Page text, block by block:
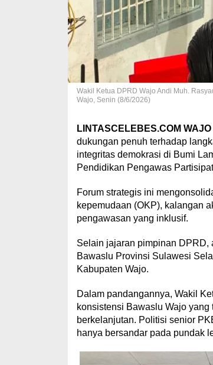
Wakil Ketua DPRD Wajo Andi Muh.
Wajo, Senin (8/6/2026)
LINTASCELEBES.COM WAJO
dukungan penuh terhadap
integritas demokrasi di Bumi
Pendidikan Pengawas
Forum strategis ini
kepemudaan (OKP), kalangan
pengawasan yang inklusif.
Selain jajaran pimpinan DPRD,
Bawaslu Provinsi Sulawesi
Kabupaten Wajo.
Dalam pandangannya, Wakil
konsistensi Bawaslu Wajo
berkelanjutan. Politisi senior
hanya bersandar pada pundak